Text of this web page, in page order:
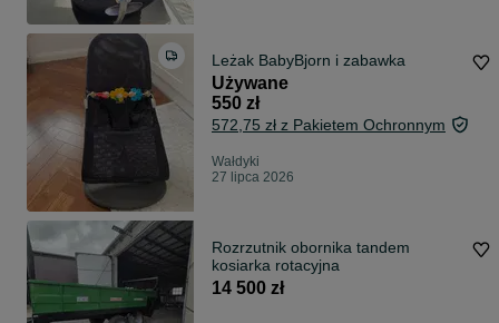
Leżak BabyBjorn i zabawka
Używane
550 zł
572,75 zł z Pakietem Ochronnym
Wałdyki
27 lipca 2026
Rozrzutnik obornika tandem
kosiarka rotacyjna
14 500 zł